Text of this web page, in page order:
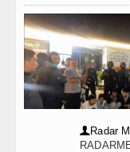
👤 Radar